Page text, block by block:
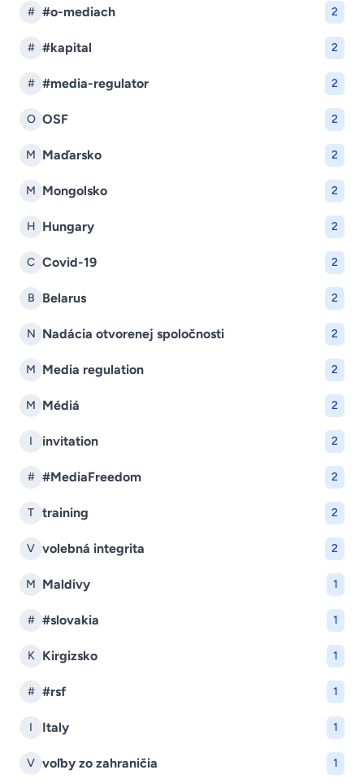
# #o-mediach 2
# #kapital 2
# #media-regulator 2
O OSF 2
M Maďarsko 2
M Mongolsko 2
H Hungary 2
C Covid-19 2
B Belarus 2
N Nadácia otvorenej spoločnosti 2
M Media regulation 2
M Médiá 2
I invitation 2
# #MediaFreedom 2
T training 2
V volebná integrita 2
M Maldivy 1
# #slovakia 1
K Kirgizsko 1
# #rsf 1
I Italy 1
V voľby zo zahraničia 1